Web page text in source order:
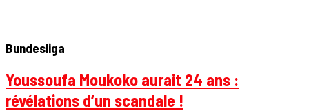
Bundesliga
Youssoufa Moukoko aurait 24 ans :
révélations d’un scandale !